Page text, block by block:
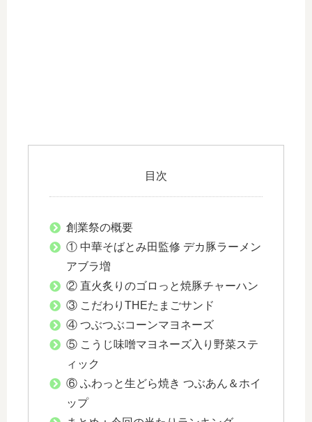
目次
創業祭の概要
① 中華そばとみ田監修 デカ豚ラーメン
アブラ増
② 直火炙りのゴロっと焼豚チャーハン
③ こだわりTHEたまごサンド
④ つぶつぶコーンマヨネーズ
⑤ こうじ味噌マヨネーズ入り野菜ステ
ィック
⑥ ふわっと生どら焼き つぶあん＆ホイ
ップ